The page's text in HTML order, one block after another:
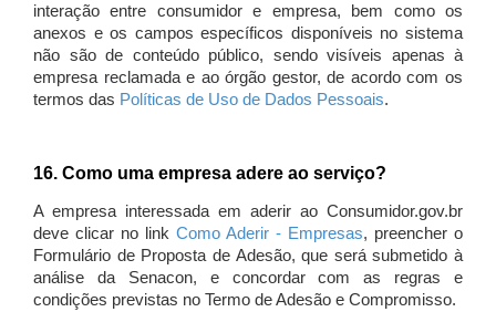
interação entre consumidor e empresa, bem como os
anexos e os campos específicos disponíveis no sistema
não são de conteúdo público, sendo visíveis apenas à
empresa reclamada e ao órgão gestor, de acordo com os
termos das Políticas de Uso de Dados Pessoais.
16. Como uma empresa adere ao serviço?
A empresa interessada em aderir ao Consumidor.gov.br
deve clicar no link Como Aderir - Empresas, preencher o
Formulário de Proposta de Adesão, que será submetido à
análise da Senacon, e concordar com as regras e
condições previstas no Termo de Adesão e Compromisso.